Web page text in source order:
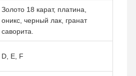
Золото 18 карат, платина,
оникс, черный лак, гранат
саворита.
D, E, F